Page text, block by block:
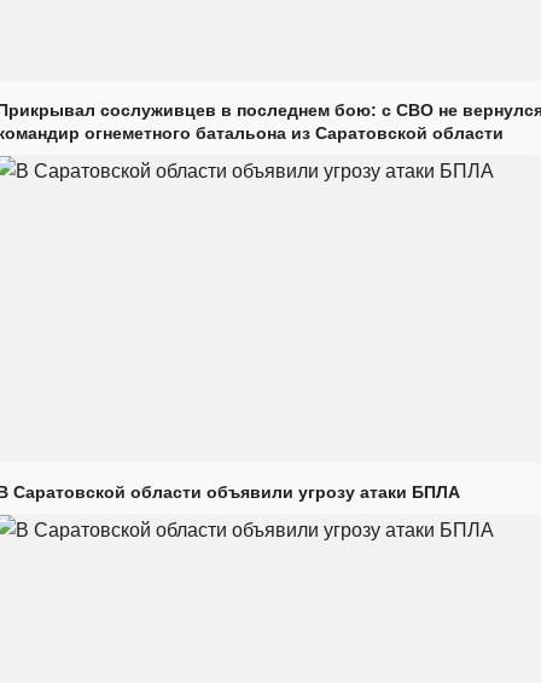
сослуживцев в последнем бою: с СВО не
огнеметного батальона из Саратовской области
Саратовской области объявили угрозу атаки БПЛА